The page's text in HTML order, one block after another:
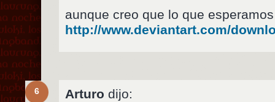
aunque creo que lo que
http://www.deviantart.com/
6 Arturo dijo: